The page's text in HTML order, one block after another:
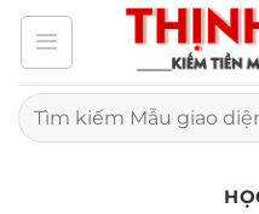
Bỏ
qua
nội
dung
Tìm
kiếm: